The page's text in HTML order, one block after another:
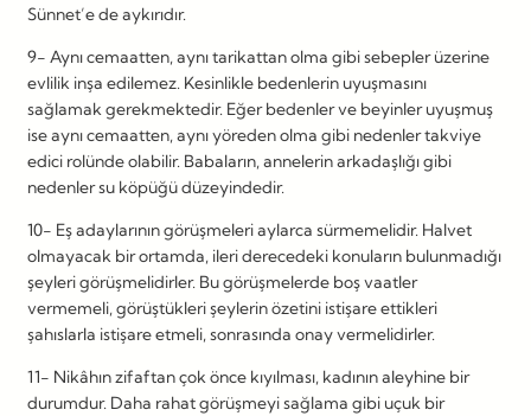
Sünnet’e de aykırıdır.
9- Aynı cemaatten, aynı tarikattan olma gibi sebepler üzerine
evlilik inşa edilemez. Kesinlikle bedenlerin uyuşmasını
sağlamak gerekmektedir. Eğer bedenler ve beyinler uyuşmuş
ise aynı cemaatten, aynı yöreden olma gibi nedenler takviye
edici rolünde olabilir. Babaların, annelerin arkadaşlığı gibi
nedenler su köpüğü düzeyindedir.
10- Eş adaylarının görüşmeleri aylarca sürmemelidir. Halvet
olmayacak bir ortamda, ileri derecedeki konuların bulunmadığı
şeyleri görüşmelidirler. Bu görüşmelerde boş vaatler
vermemeli, görüştükleri şeylerin özetini istişare ettikleri
şahıslarla istişare etmeli, sonrasında onay vermelidirler.
11- Nikâhın zifaftan çok önce kıyılması, kadının aleyhine bir
durumdur. Daha rahat görüşmeyi sağlama gibi uçuk bir